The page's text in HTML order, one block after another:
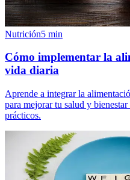
Nutrición5 min
Cómo implementar la
vida diaria
Aprende a integrar la
para mejorar tu salud y
prácticos.